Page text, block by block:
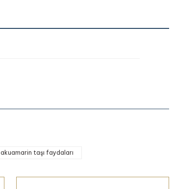
akuamarin taşı faydaları